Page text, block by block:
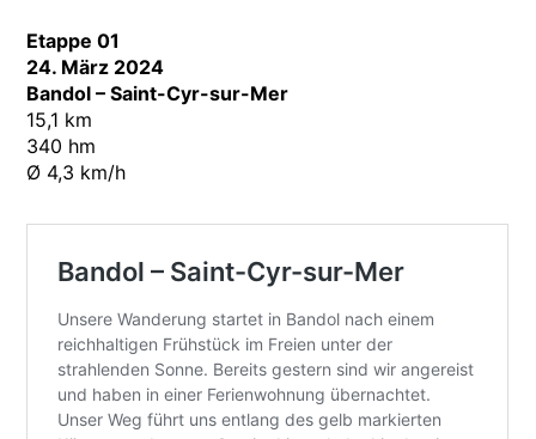
Etappe 01
24. März 2024
Bandol – Saint-Cyr-sur-Mer
15,1 km
340 hm
Ø 4,3 km/h